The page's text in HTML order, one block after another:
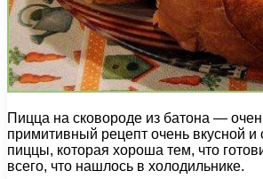
Пицца на сковороде из батона —
примитивный рецепт очень вкусной и
пиццы, которая хороша тем, что
всего, что нашлось в холодильнике.